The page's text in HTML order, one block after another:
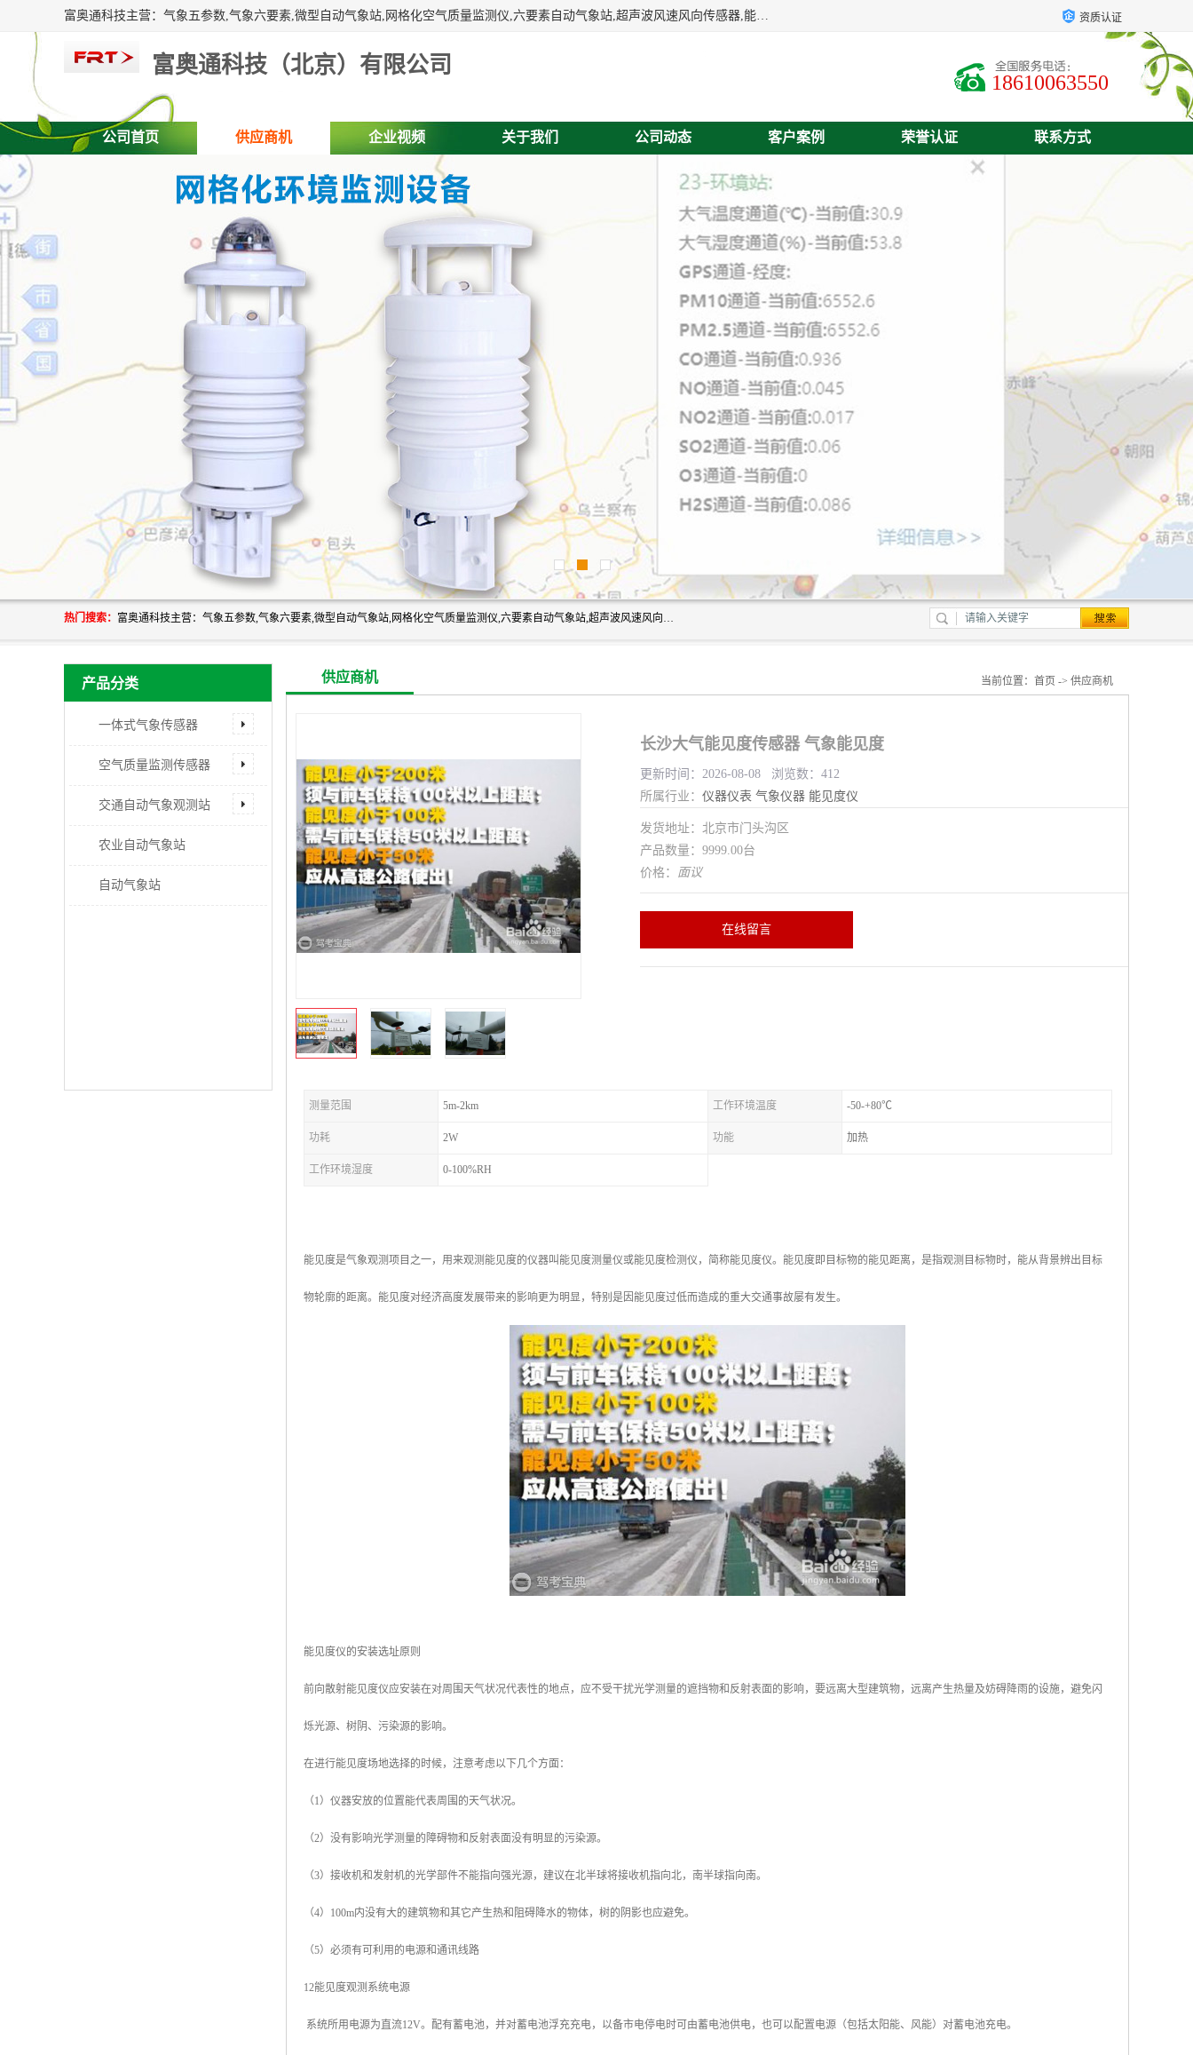
富奥通科技主营：气象五参数,气象六要素,微型自动气象站,网格化空气质量监测仪,六要素自动气象站,超声波风速风向传感器,能见度仪,大气微型站,交通自动气象站,高速路面结冰监测,路面状况传感器等。 资质认证
富奥通科技（北京）有限公司
18610063550
公司首页 供应商机 企业视频 关于我们 公司动态 客户案例 荣誉认证 联系方式
热门搜索： 富奥通科技主营：气象五参数,气象六要素,微型自动气象站,网格化空气质量监测仪,六要素自动气象站,超声波风速风向传感器,能见度仪,大气微型站,交通自动气象站,高速路面结冰监测,路面状况传感器等。
产品分类
一体式气象传感器
空气质量监测传感器
交通自动气象观测站
农业自动气象站
自动气象站
供应商机 当前位置： 首页 -> 供应商机
长沙大气能见度传感器 气象能见度
更新时间：2026-08-08 浏览数：412
所属行业： 仪器仪表 气象仪器 能见度仪
发货地址：北京市门头沟区
产品数量：9999.00台
价格： 面议
在线留言
测量范围 5m-2km 工作环境温度 -50-+80℃
功耗 2W 功能 加热
工作环境湿度 0-100%RH
能见度是气象观测项目之一，用来观测能见度的仪器叫能见度测量仪或能见度检测仪，简称能见度仪。能见度即目标物的能见距离，是指观测目标物时，能从背景辨出目标
物轮廓的距离。能见度对经济高度发展带来的影响更为明显，特别是因能见度过低而造成的重大交通事故屡有发生。
能见度仪的安装选址原则
前向散射能见度仪应安装在对周围天气状况代表性的地点，应不受干扰光学测量的遮挡物和反射表面的影响，要远离大型建筑物，远离产生热量及妨碍降雨的设施，避免闪
烁光源、树阴、污染源的影响。
在进行能见度场地选择的时候，注意考虑以下几个方面：
（1）仪器安放的位置能代表周围的天气状况。
（2）没有影响光学测量的障碍物和反射表面没有明显的污染源。
（3）接收机和发射机的光学部件不能指向强光源，建议在北半球将接收机指向北，南半球指向南。
（4）100m内没有大的建筑物和其它产生热和阻碍降水的物体，树的阴影也应避免。
（5）必须有可利用的电源和通讯线路
12能见度观测系统电源
系统所用电源为直流12V。配有蓄电池，并对蓄电池浮充充电，以备市电停电时可由蓄电池供电，也可以配置电源（包括太阳能、风能）对蓄电池充电。